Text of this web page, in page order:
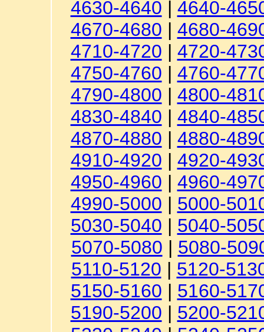
4630-4640 | 4640-
4670-4680 | 4680-
4710-4720 | 4720-
4750-4760 | 4760-
4790-4800 | 4800-
4830-4840 | 4840-
4870-4880 | 4880-
4910-4920 | 4920-
4950-4960 | 4960-
4990-5000 | 5000-
5030-5040 | 5040-
5070-5080 | 5080-
5110-5120 | 5120-
5150-5160 | 5160-
5190-5200 | 5200-